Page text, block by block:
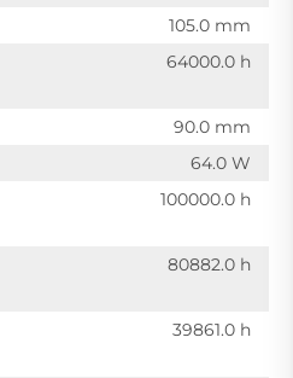
105.0 mm
64000.0 h
90.0 mm
64.0 W
100000.0 h
80882.0 h
39861.0 h